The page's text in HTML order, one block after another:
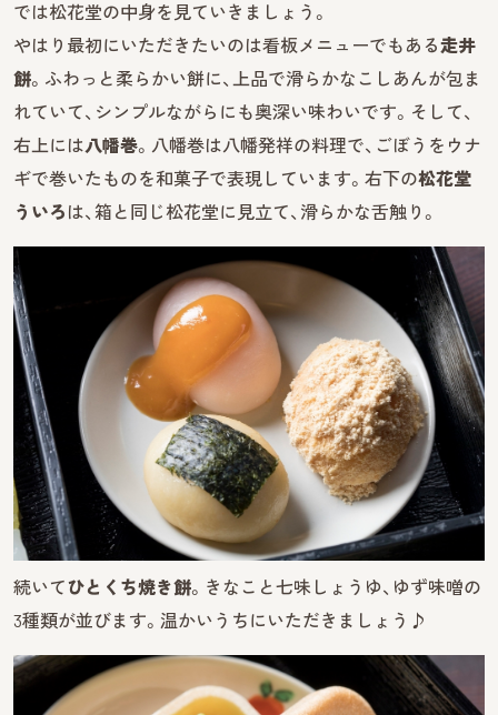
では松花堂の中身を見ていきましょう。
やはり最初にいただきたいのは看板メニューでもある走井
餅。ふわっと柔らかい餅に、上品で滑らかなこしあんが包ま
れていて、シンプルながらにも奥深い味わいです。そして、
右上には八幡巻。八幡巻は八幡発祥の料理で、ごぼうをウナ
ギで巻いたものを和菓子で表現しています。右下の松花堂
ういろ は、箱と同じ松花堂に見立て、滑らかな舌触り。
続いてひとくち焼き餅。きなこと七味しょうゆ、ゆず味噌の
3種類が並びます。温かいうちにいただきましょう♪